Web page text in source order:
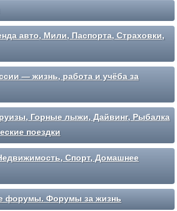
авто, Мили, Паспорта, Страховки,
— жизнь, работа и учёба за
Горные лыжи, Дайвинг, Рыбалка
поездки
Спорт, Домашнее
форумы. Форумы за жизнь